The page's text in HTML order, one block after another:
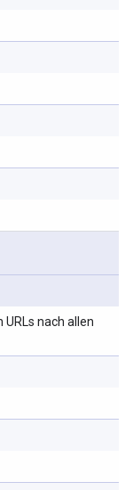
nach allen